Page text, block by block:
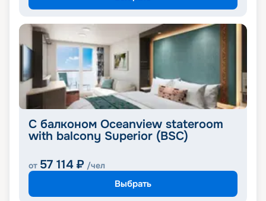
С балконом Oceanview stateroom
with balcony Superior (BSC)
от 57 114 ₽ /чел
Выбрать